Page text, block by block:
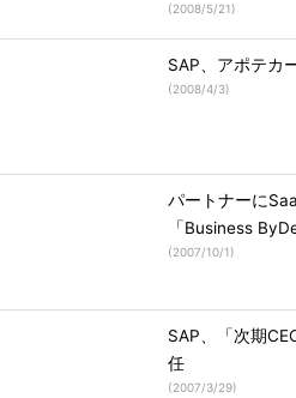
(2008/5/21)
SAP、アポテカ
(2008/4/3)
パートナーに
「Business
(2007/10/1)
SAP、「次期
任
(2007/3/29)